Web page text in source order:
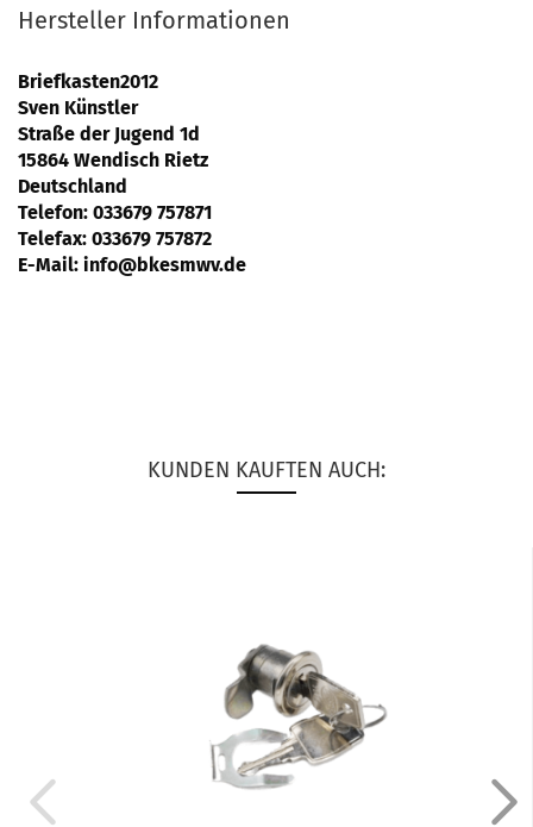
Hersteller Informationen
Briefkasten2012
Sven Künstler
Straße der Jugend 1d
15864 Wendisch Rietz
Deutschland
Telefon: 033679 757871
Telefax: 033679 757872
E-Mail: info@bkesmwv.de
KUNDEN KAUFTEN AUCH: